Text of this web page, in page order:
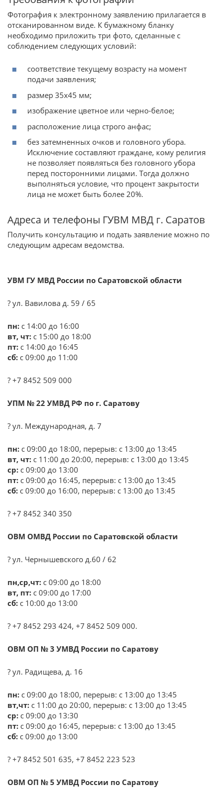
Фотография к электронному заявлению прилагается в
отсканированном виде. К бумажному бланку
необходимо приложить три фото, сделанные с
соблюдением следующих условий:
соответствие текущему возрасту на момент
подачи заявления;
размер 35х45 мм;
изображение цветное или черно-белое;
расположение лица строго анфас;
без затемненных очков и головного убора.
Исключение составляют граждане, кому религия
не позволяет появляться без головного убора
перед посторонними лицами. Тогда должно
выполняться условие, что процент закрытости
лица не может быть более 20%.
Адреса и телефоны ГУВМ МВД г. Саратов
Получить консультацию и подать заявление можно по
следующим адресам ведомства.
УВМ ГУ МВД России по Саратовской области
? ул. Вавилова д. 59 / 65
пн: с 14:00 до 16:00
вт, чт: с 15:00 до 18:00
пт: с 14:00 до 16:45
сб: с 09:00 до 11:00
? +7 8452 509 000
УПМ № 22 УМВД РФ по г. Саратову
? ул. Международная, д. 7
пн: с 09:00 до 18:00, перерыв: с 13:00 до 13:45
вт, чт: с 11:00 до 20:00, перерыв: с 13:00 до 13:45
ср: с 09:00 до 13:00
пт: с 09:00 до 16:45, перерыв: с 13:00 до 13:45
сб: с 09:00 до 16:00, перерыв: с 13:00 до 13:45
? +7 8452 340 350
ОВМ ОМВД России по Саратовской области
? ул. Чернышевского д.60 / 62
пн,ср,чт: с 09:00 до 18:00
вт, пт: с 09:00 до 17:00
сб: с 10:00 до 13:00
? +7 8452 293 424, +7 8452 509 000.
ОВМ ОП № 3 УМВД России по Саратову
? ул. Радищева, д. 16
пн: с 09:00 до 18:00, перерыв: с 13:00 до 13:45
вт,чт: с 11:00 до 20:00, перерыв: с 13:00 до 13:45
ср: с 09:00 до 13:30
пт: с 09:00 до 16:45, перерыв: с 13:00 до 13:45
сб: с 09:00 до 13:00
? +7 8452 501 635, +7 8452 223 523
ОВМ ОП № 5 УМВД России по Саратову